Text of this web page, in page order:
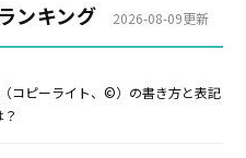
ンキング 2026-08-09更新
コピーライト、©）の書き方と表記